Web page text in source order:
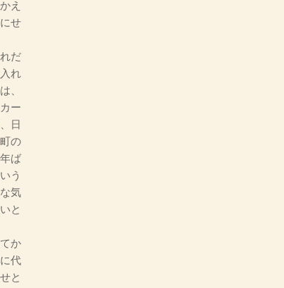
え
せ
だ
れ
、
ー
日
の
ば
う
気
と
か
代
と